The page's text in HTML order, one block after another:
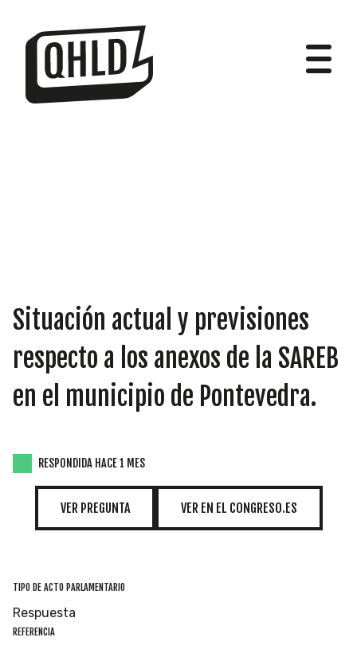
INICIATIVAS
TEMÁTICAS
Situación actual y previsiones
respecto a los anexos de la SAREB
en el municipio de Pontevedra.
RESPONDIDA HACE 1 MES
VER PREGUNTA VER EN EL CONGRESO.ES
TIPO DE ACTO PARLAMENTARIO
Respuesta
REFERENCIA